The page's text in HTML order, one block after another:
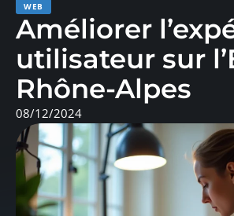
WEB
Améliorer
utilisateur sur
Rhône-Alpes
08/12/2024